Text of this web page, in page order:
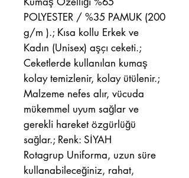
POLYESTER / %35 PAMUK (200
g/m ).; Kısa kollu Erkek ve
Kadın (Unisex) aşçı ceketi.;
Ceketlerde kullanılan kumaş
kolay temizlenir, kolay ütülenir.;
Malzeme nefes alır, vücuda
mükemmel uyum sağlar ve
gerekli hareket özgürlüğü
sağlar.; Renk: SİYAH
Rotagrup Uniforma, uzun süre
kullanabileceğiniz, rahat,